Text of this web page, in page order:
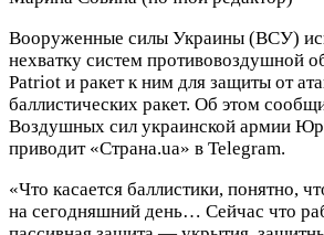
Вооруженные силы Украины (ВСУ)
нехватку систем противовоздушной
Patriot и ракет к ним для защиты от
баллистических ракет. Об этом
Воздушных сил украинской армии
приводит «Страна.ua» в Telegram.
«Что касается баллистики, понятно,
на сегодняшний день… Сейчас что